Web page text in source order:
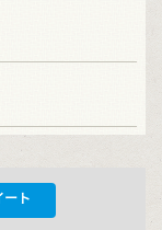
ート